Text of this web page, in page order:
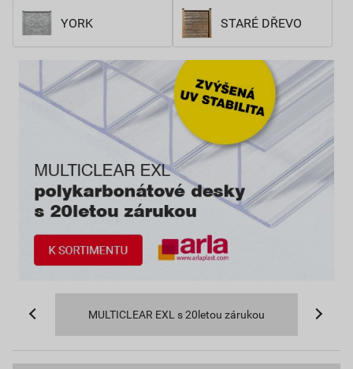
YORK STARÉ DŘEVO
MULTICLEAR EXL s 20letou zárukou